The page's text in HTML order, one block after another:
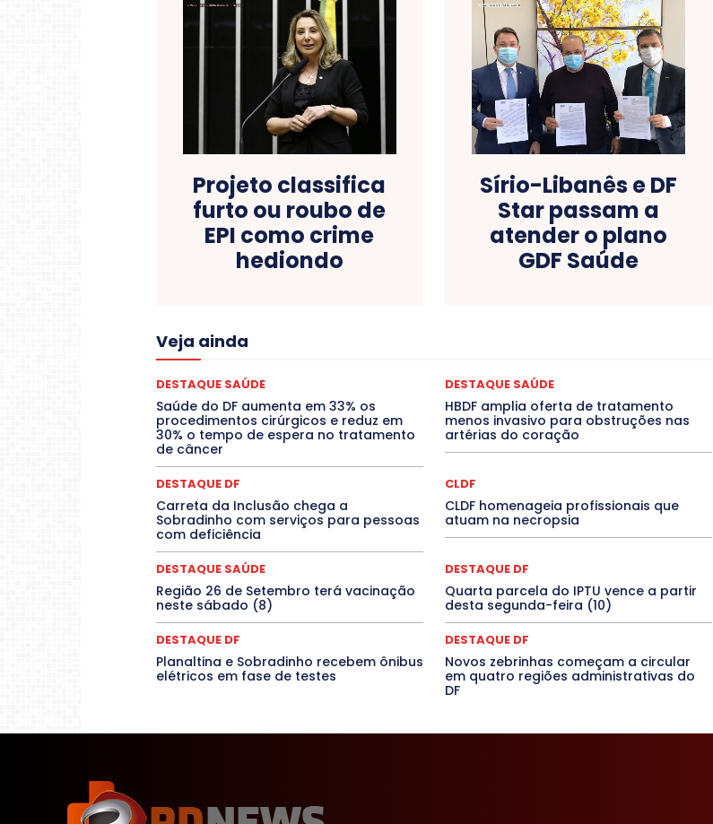
Projeto classifica
furto ou roubo de
EPI como crime
hediondo
Sírio-Libanês e DF
Star passam a
atender o plano
GDF Saúde
Veja ainda
COLUNAS
CONTRATO TEMPORÁRIO
DANÇA
DESTAQUE BRASIL DESTAQUE DF
Destaques Enfermagem Unida DESTAQUES OUTROS
EDUCAÇÃO
ELEIÇÕES EMPREGO E OPORTUNIDADES ENTORNO
Especial
Espírito Santo
ESPORTE ESTÁGIO EVENTOS EXPOSIÇÃO Featured
Febre Amarela
Febre Oropouche
INTELIGÊNCIA ARTIFICIAL
Mato Grosso do Sul
Minas Gerais
O Plantonista
POLÍTICA
PROCESSO SELETIVO PUBLIEDITORIAL
QUALIFICAÇÃO PROFISSIONAL
RESIDÊNCIA
Rio de Janeiro Rio Grande do Sul Roraima Santa Catarina
SARAMPO
SEGURANÇA Soltando o Verbo
TÁ FROID?
Mais
DESTAQUE SAÚDE
Saúde do DF aumenta em 33% os
procedimentos cirúrgicos e reduz em
30% o tempo de espera no tratamento
de câncer
DESTAQUE SAÚDE
HBDF amplia oferta de tratamento
menos invasivo para obstruções nas
artérias do coração
DESTAQUE DF
Carreta da Inclusão chega a
Sobradinho com serviços para pessoas
com deficiência
CLDF
CLDF homenageia profissionais que
atuam na necropsia
DESTAQUE SAÚDE
Região 26 de Setembro terá vacinação
neste sábado (8)
DESTAQUE DF
Quarta parcela do IPTU vence a partir
desta segunda-feira (10)
DESTAQUE DF
Planaltina e Sobradinho recebem ônibus
elétricos em fase de testes
DESTAQUE DF
Novos zebrinhas começam a circular
em quatro regiões administrativas do
DF